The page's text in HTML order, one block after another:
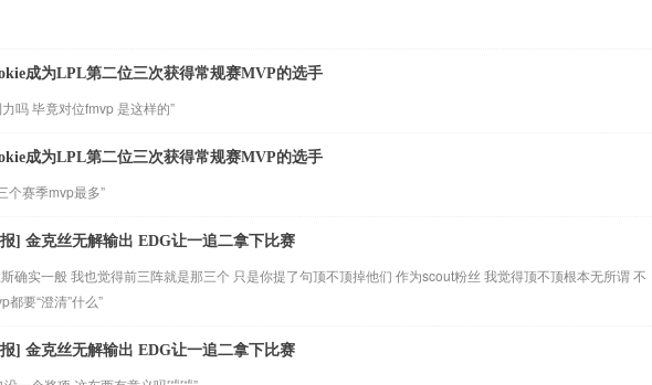
成为LPL第二位三次获得常规赛MVP的选手
吗 毕竟对位fmvp 是这样的”
成为LPL第二位三次获得常规赛MVP的选手
个赛季mvp最多”
] 金克丝无解输出 EDG让一追二拿下比赛
确实一般 我也觉得前三阵就是那三个 只是你提了句顶不顶掉他们 作为scout粉丝 我觉得顶不顶根本无所谓 不
都要“澄清”什么”
] 金克丝无解输出 EDG让一追二拿下比赛